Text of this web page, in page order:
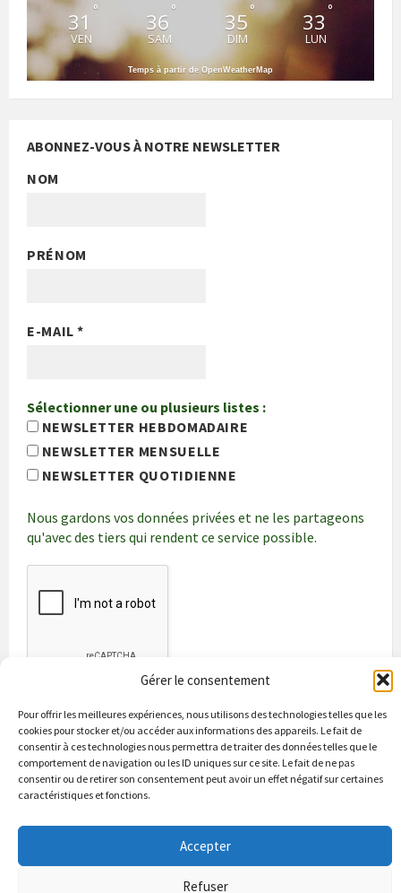
Gérer le consentement
Pour offrir les meilleures expériences, nous utilisons des technologies telles que les
cookies pour stocker et/ou accéder aux informations des appareils. Le fait de
consentir à ces technologies nous permettra de traiter des données telles que le
comportement de navigation ou les ID uniques sur ce site. Le fait de ne pas
consentir ou de retirer son consentement peut avoir un effet négatif sur certaines
caractéristiques et fonctions.
Accepter
Refuser
31 °
VEN
36 °
SAM
35°
DIM
33 °
LUN
Temps à partir de OpenWeatherMap
ABONNEZ-VOUS À NOTRE NEWSLETTER
NOM
PRÉNOM
E-MAIL*
Sélectionner une ou plusieurs listes :
NEWSLETTER HEBDOMADAIRE
NEWSLETTER MENSUELLE
NEWSLETTER QUOTIDIENNE
Nous gardons vos données privées et ne les partageons
qu'avec des tiers qui rendent ce service possible.
Bienvenue à Puycapel La municipalité
Actualités
Les bonnes adresses
Contacts & renseignements
Conformité à la loi RGPD